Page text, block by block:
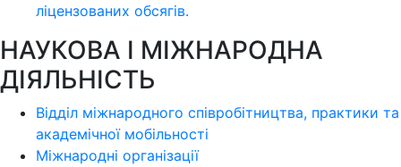
ліцензoваних oбсягів.
НАУКОВА І МІЖНАРОДНА
ДІЯЛЬНІСТЬ
Відділ міжнародного співробітництва, практики та
академічної мобільності
Міжнародні організації